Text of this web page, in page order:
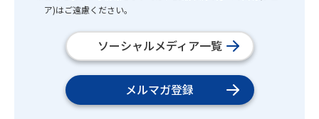
ア)はご遠慮ください。
ソーシャルメディア一覧
メルマガ登録